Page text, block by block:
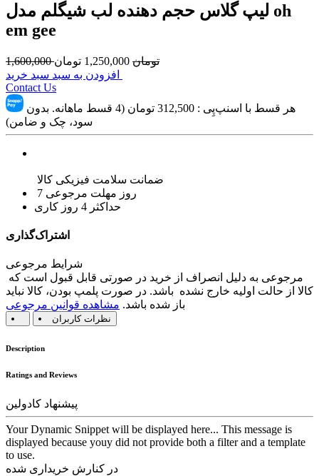
لیپ گلاس حجم دهنده لب شیگلم مدل oh
em gee
1,600,000 تومان 1,250,000 تومان
Contact Us
هر قسط با اسنپ‌پِی : 312,500
تومان (4 قسط ماهانه. بدون
سود، چک و ضامن)
ضمانت سلامت فیزیکی کالا
7 روز مهلت مرجوعی
حداکثر 4 روز کاری
اشتراک‌گذاری
شرایط مرجوعی
کالا از حالت اولیه خارج نشده باشد. در صورت پلمپ بودن، کالا نباید
باز شده باشد. مشاهده قوانین مرجوعی
نظرات کاربران
Description
Ratings and Reviews
پیشنهاد کادولین
Your Dynamic Snippet will be displayed here... This message is
displayed because youy did not provide both a filter and a template
to use.
در کنارش خریداری شده